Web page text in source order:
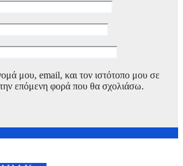
μου, email, και τον ιστότοπο μου σε
επόμενη φορά που θα σχολιάσω.